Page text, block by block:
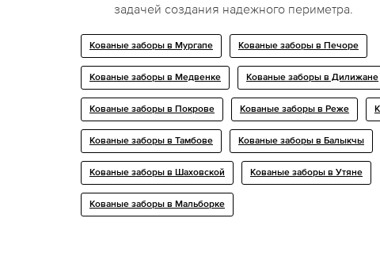
задачей создания надежного периметра.
Кованые заборы в Мургапе Кованые заборы в Печоре
Кованые заборы в Медвенке Кованые заборы в Дилижане
Кованые заборы в Покрове Кованые заборы в Реже
Кованые заборы в Тамбове Кованые заборы в Балыкчы
Кованые заборы в Шаховской Кованые заборы в Утяне
Кованые заборы в Мальборке